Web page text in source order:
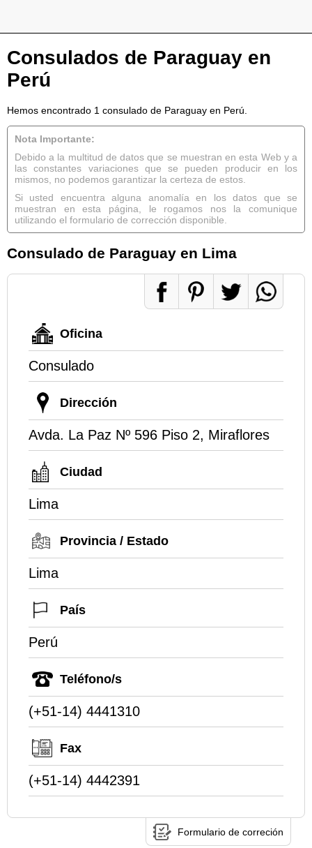
Consulados de Paraguay en
Perú
Hemos encontrado 1 consulado de Paraguay en Perú.
Nota Importante:
Debido a la multitud de datos que se muestran en esta Web y a
las constantes variaciones que se pueden producir en los
mismos, no podemos garantizar la certeza de estos.
Si usted encuentra alguna anomalía en los datos que se
muestran en esta página, le rogamos nos la comunique
utilizando el formulario de corrección disponible.
Consulado de Paraguay en Lima
Oficina
Consulado
Dirección
Avda. La Paz Nº 596 Piso 2, Miraflores
Ciudad
Lima
Provincia / Estado
Lima
País
Perú
Teléfono/s
(+51-14) 4441310
Fax
(+51-14) 4442391
Formulario de correción